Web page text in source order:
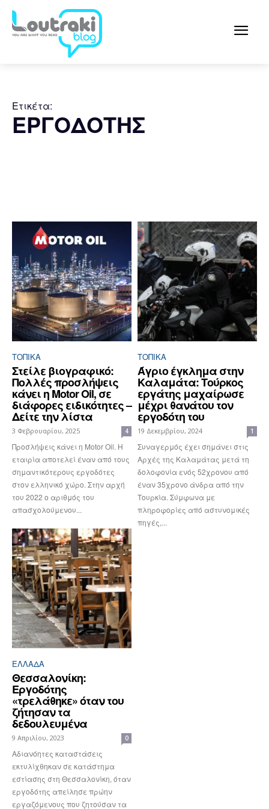
Ετικέτα:
ΕΡΓΟΔΟΤΗΣ
ΤΟΠΙΚΑ
Στείλε βιογραφικό:
Πολλές προσλήψεις
κάνει η Motor Oil, σε
διάφορες ειδικότητες –
Δείτε την λίστα
3 Φεβρουαρίου, 2025 4
Προσλήψεις κάνει η Motor Oil. Η
εταιρία αποτελεί έναν από τους
σημαντικότερους εργοδότες
στον ελληνικό χώρο. Στην αρχή
του 2022 ο αριθμός του
απασχολούμενου...
ΤΟΠΙΚΑ
Άγριο έγκλημα στην
Καλαμάτα: Τούρκος
εργάτης μαχαίρωσε
μέχρι θανάτου τον
εργοδότη του
19 Δεκεμβρίου, 2024 1
Συναγερμός έχει σημάνει στις
Αρχές της Καλαμάτας μετά τη
δολοφονία ενός 52χρονου από
έναν 35χρονο άνδρα από την
Τουρκία. Σύμφωνα με
πληροφορίες από αστυνομικές
πηγές,...
ΕΛΛΆΔΑ
Θεσσαλονίκη:
Εργοδότης
«τρελάθηκε» όταν του
ζήτησαν τα
δεδουλευμένα
9 Απριλίου, 2023 0
Αδιανόητες καταστάσεις
εκτυλίχθηκαν σε κατάστημα
εστίασης στη Θεσσαλονίκη, όταν
εργοδότης απείλησε πρώην
εργαζόμενους που ζητούσαν τα